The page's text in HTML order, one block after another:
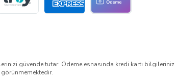
güvende tutar. Ödeme esnasında kredi kartı bilgileriniz